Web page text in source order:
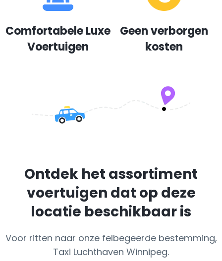
Comfortabele Luxe
Voertuigen
Geen verborgen
kosten
Ontdek het assortiment
voertuigen dat op deze
locatie beschikbaar is
Voor ritten naar onze felbegeerde bestemming,
Taxi Luchthaven Winnipeg.